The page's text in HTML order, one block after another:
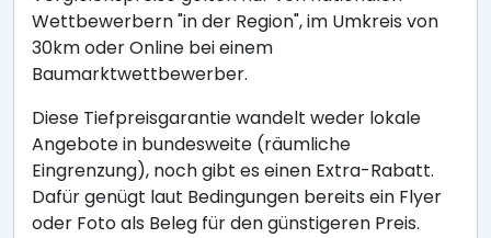
Wettbewerbern "in der Region", im Umkreis von
30km oder Online bei einem
Baumarktwettbewerber.
Diese Tiefpreisgarantie wandelt weder lokale
Angebote in bundesweite (räumliche
Eingrenzung), noch gibt es einen Extra-Rabatt.
Dafür genügt laut Bedingungen bereits ein Flyer
oder Foto als Beleg für den günstigeren Preis.